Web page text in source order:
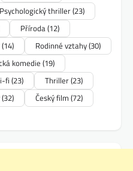
Psychologický thriller(23)
Příroda(12)
(14) Rodinné vztahy(30)
komedie (19)
fi (23) Thriller(23)
(32) Český film (72)